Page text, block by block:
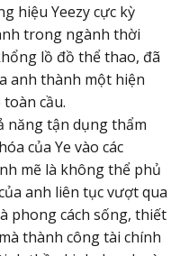
hiệu Yeezy cực kỳ
trong ngành thời
lồ đồ thể thao, đã
anh thành một hiện
cầu.
năng tận dụng thẩm
của Ye vào các
mẽ là không thể phủ
anh liên tục vượt qua
phong cách sống, thiết
thành công tài chính